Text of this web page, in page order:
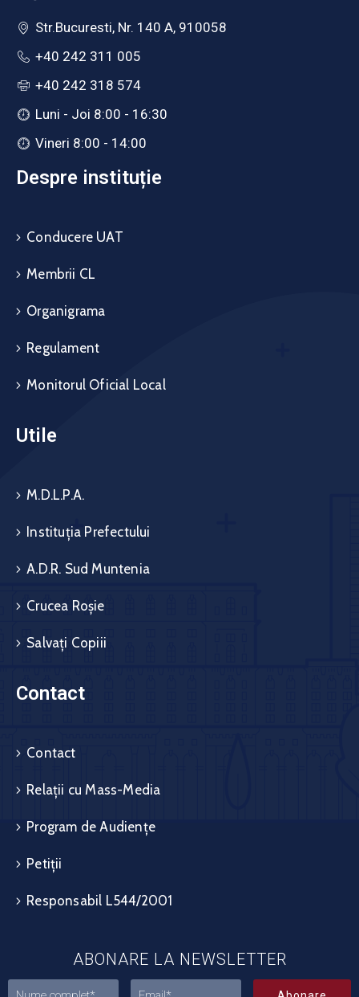
Str.Bucuresti, Nr. 140 A, 910058
+40 242 311 005
+40 242 318 574
Luni - Joi 8:00 - 16:30
Vineri 8:00 - 14:00
Despre instituție
Conducere UAT
Membrii CL
Organigrama
Regulament
Monitorul Oficial Local
Utile
M.D.L.P.A.
Instituția Prefectului
A.D.R. Sud Muntenia
Crucea Roșie
Salvați Copiii
Contact
Contact
Relații cu Mass-Media
Program de Audiențe
Petiții
Responsabil L544/2001
ABONARE LA NEWSLETTER